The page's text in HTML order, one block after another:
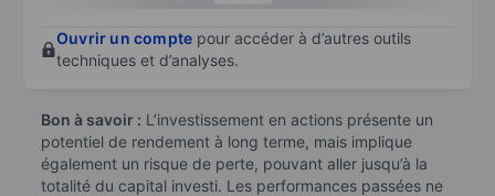
Ouvrir un compte pour accéder à d’autres outils
techniques et d’analyses.
Bon à savoir : L’investissement en actions présente un
potentiel de rendement à long terme, mais implique
également un risque de perte, pouvant aller jusqu’à la
totalité du capital investi. Les performances passées ne